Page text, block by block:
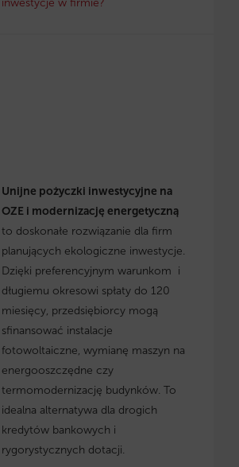
inwestycje w firmie?
Unijne pożyczki inwestycyjne na
OZE i modernizację energetyczną
to doskonałe rozwiązanie dla firm
planujących ekologiczne inwestycje.
Dzięki preferencyjnym warunkom i
długiemu okresowi spłaty do 120
miesięcy, przedsiębiorcy mogą
sfinansować instalacje
fotowoltaiczne, wymianę maszyn na
energooszczędne czy
termomodernizację budynków. To
idealna alternatywa dla drogich
kredytów bankowych i
rygorystycznych dotacji.